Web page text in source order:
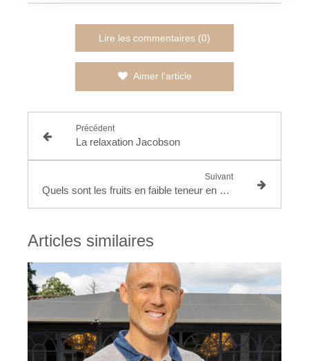
Lire les commentaires (0)
Aimer l'article
Précédent
La relaxation Jacobson
Suivant
Quels sont les fruits en faible teneur en sucres ?
Articles similaires